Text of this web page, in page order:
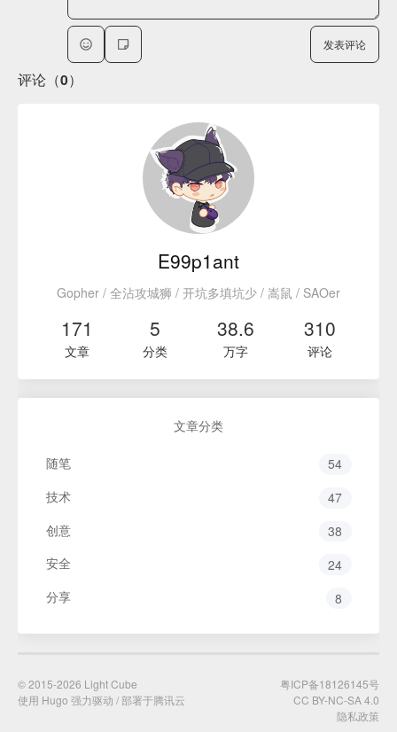
发表评论
评论（0）
E99p1ant
Gopher / 全沾攻城狮 / 开坑多填坑少 / 嵩鼠 / SAOer
171
文章
5
分类
38.6
万字
310
评论
文章分类
随笔
54
技术
47
创意
38
安全
24
分享
8
© 2015-2026 Light Cube
使用 Hugo 强力驱动 / 部署于腾讯云
粤ICP备18126145号
CC BY-NC-SA 4.0
隐私政策